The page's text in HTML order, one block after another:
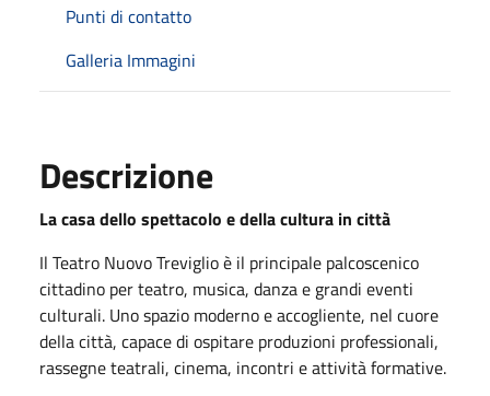
Punti di contatto
Galleria Immagini
Descrizione
La casa dello spettacolo e della cultura in città
Il Teatro Nuovo Treviglio è il principale palcoscenico
cittadino per teatro, musica, danza e grandi eventi
culturali. Uno spazio moderno e accogliente, nel cuore
della città, capace di ospitare produzioni professionali,
rassegne teatrali, cinema, incontri e attività formative.